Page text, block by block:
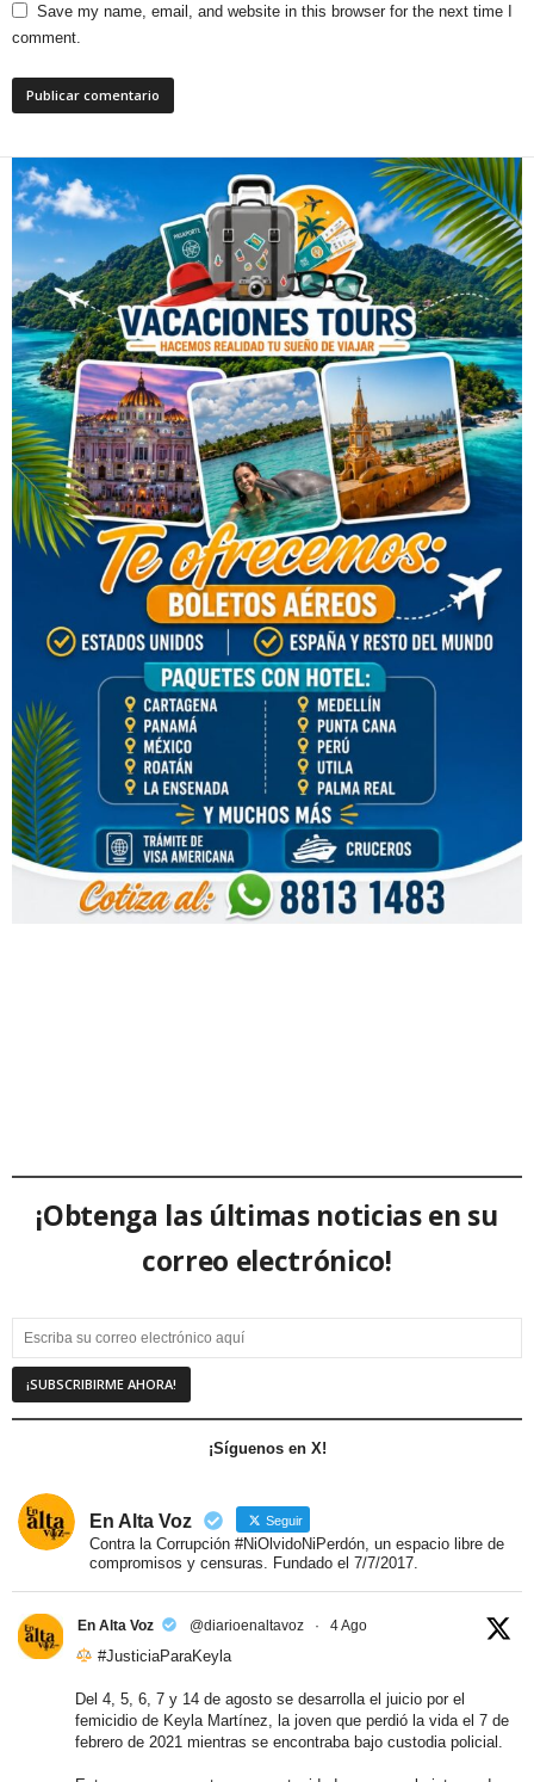
Save my name, email, and website in this browser for the next time I
comment.
¡Obtenga las últimas noticias en su
correo electrónico!
¡Síguenos en X!
En Alta Voz Seguir
Contra la Corrupción #NiOlvidoNiPerdón, un espacio libre de
compromisos y censuras. Fundado el 7/7/2017.
En Alta Voz @diarioenaltavoz · 4 Ago
#JusticiaParaKeyla
Del 4, 5, 6, 7 y 14 de agosto se desarrolla el juicio por el
femicidio de Keyla Martínez, la joven que perdió la vida el 7 de
febrero de 2021 mientras se encontraba bajo custodia policial.